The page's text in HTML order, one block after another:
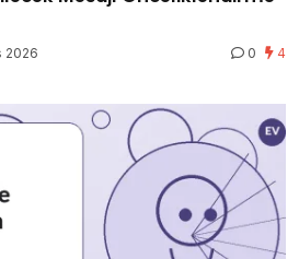
2026 0 4